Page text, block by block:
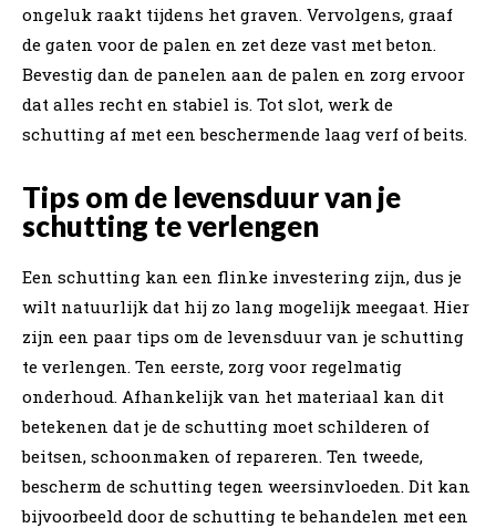
ongeluk raakt tijdens het graven. Vervolgens, graaf
de gaten voor de palen en zet deze vast met beton.
Bevestig dan de panelen aan de palen en zorg ervoor
dat alles recht en stabiel is. Tot slot, werk de
schutting af met een beschermende laag verf of beits.
Tips om de levensduur van je
schutting te verlengen
Een schutting kan een flinke investering zijn, dus je
wilt natuurlijk dat hij zo lang mogelijk meegaat. Hier
zijn een paar tips om de levensduur van je schutting
te verlengen. Ten eerste, zorg voor regelmatig
onderhoud. Afhankelijk van het materiaal kan dit
betekenen dat je de schutting moet schilderen of
beitsen, schoonmaken of repareren. Ten tweede,
bescherm de schutting tegen weersinvloeden. Dit kan
bijvoorbeeld door de schutting te behandelen met een